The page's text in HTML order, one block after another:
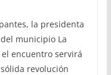
la presidenta
municipio La
encuentro servirá
revolución